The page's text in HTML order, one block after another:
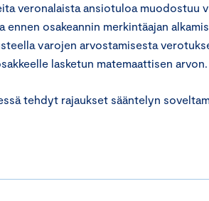
veronalaista ansiotuloa muodostuu
ennen osakeannin merkintäajan
varojen arvostamisesta
lasketun matemaattisen arvon.
tehdyt rajaukset sääntelyn